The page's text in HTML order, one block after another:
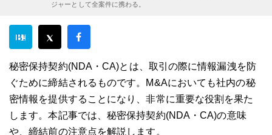
ジャーとして全案件に携わる。
秘密保持契約(NDA・CA)とは、取引の際に情報漏洩を防
ぐために締結されるものです。M&Aにおいても社内の秘
密情報を提供することになり、非常に重要な役割を果た
します。本記事では、秘密保持契約(NDA・CA)の意味
や、締結前の注意点を解説します。